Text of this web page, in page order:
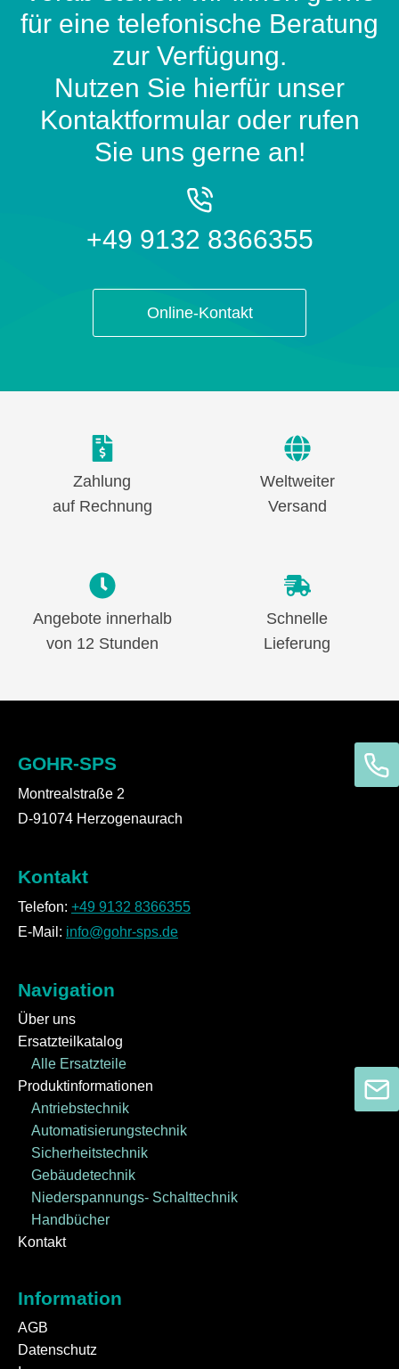
für eine telefonische Beratung
zur Verfügung.
Nutzen Sie hierfür unser
Kontaktformular oder rufen
Sie uns gerne an!
+49 9132 8366355
Online-Kontakt
Zahlung
auf Rechnung
Weltweiter
Versand
Angebote innerhalb
von 12 Stunden
Schnelle
Lieferung
GOHR-SPS
Montrealstraße 2
D-91074 Herzogenaurach
Kontakt
Telefon: +49 9132 8366355
E-Mail: info@gohr-sps.de
Navigation
Über uns
Ersatzteilkatalog
Alle Ersatzteile
Produktinformationen
Antriebstechnik
Automatisierungstechnik
Sicherheitstechnik
Gebäudetechnik
Niederspannungs- Schalttechnik
Handbücher
Kontakt
Information
AGB
Datenschutz